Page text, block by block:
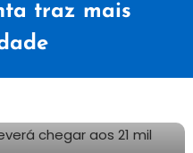
traz mais